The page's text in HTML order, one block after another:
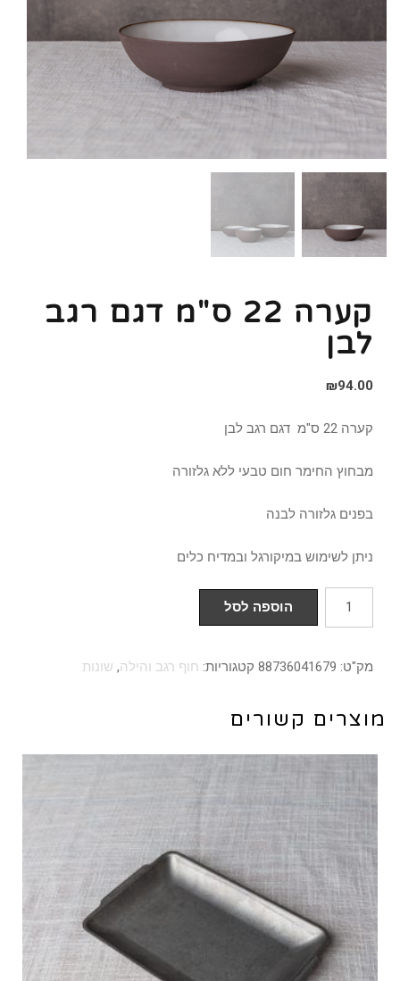
קערה 22 ס"מ דגם רגב
לבן
₪94.00
קערה 22 ס"מ דגם רגב לבן
מבחוץ החימר חום טבעי ללא גלזורה
בפנים גלזורה לבנה
ניתן לשימוש במיקורגל ובמדיח כלים
כמות
של
22
דגם
הוספה לסל
מק"ט: 88736041679 קטגוריות: חוף רגב והילה, שונות
מוצרים קשורים